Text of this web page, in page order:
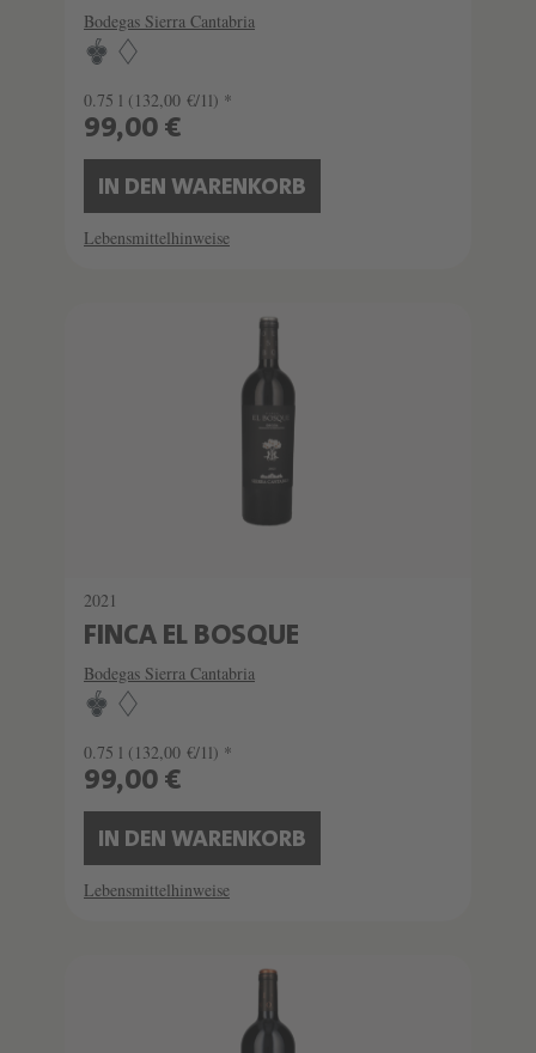
Bodegas Sierra Cantabria
0.75 l (132,00 €/1l) *
99,00 €
IN DEN WARENKORB
Lebensmittelhinweise
2021
FINCA EL BOSQUE
Bodegas Sierra Cantabria
0.75 l (132,00 €/1l) *
99,00 €
IN DEN WARENKORB
Lebensmittelhinweise